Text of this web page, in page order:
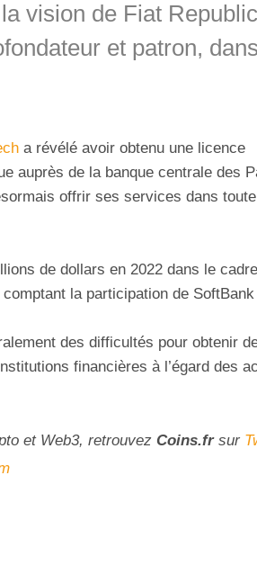
vision de Fiat
et patron,
a révélé avoir obtenu une licence
auprès de la banque centrale des
offrir ses services dans toute
de dollars en 2022 dans le
la participation de
des difficultés pour obtenir
financières à l’égard des
et Web3, retrouvez Coins.fr sur